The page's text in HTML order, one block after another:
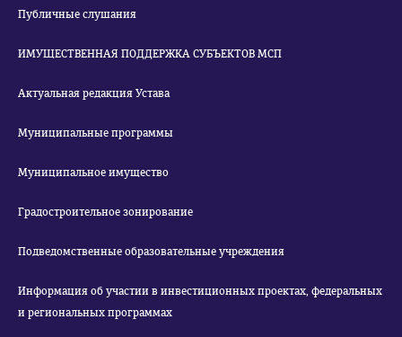
Публичные слушания
ИМУЩЕСТВЕННАЯ ПОДДЕРЖКА СУБЪЕКТОВ МСП
Актуальная редакция Устава
Муниципальные программы
Муниципальное имущество
Градостроительное зонирование
Подведомственные образовательные учреждения
Информация об участии в инвестиционных проектах, федеральных
и региональных программах